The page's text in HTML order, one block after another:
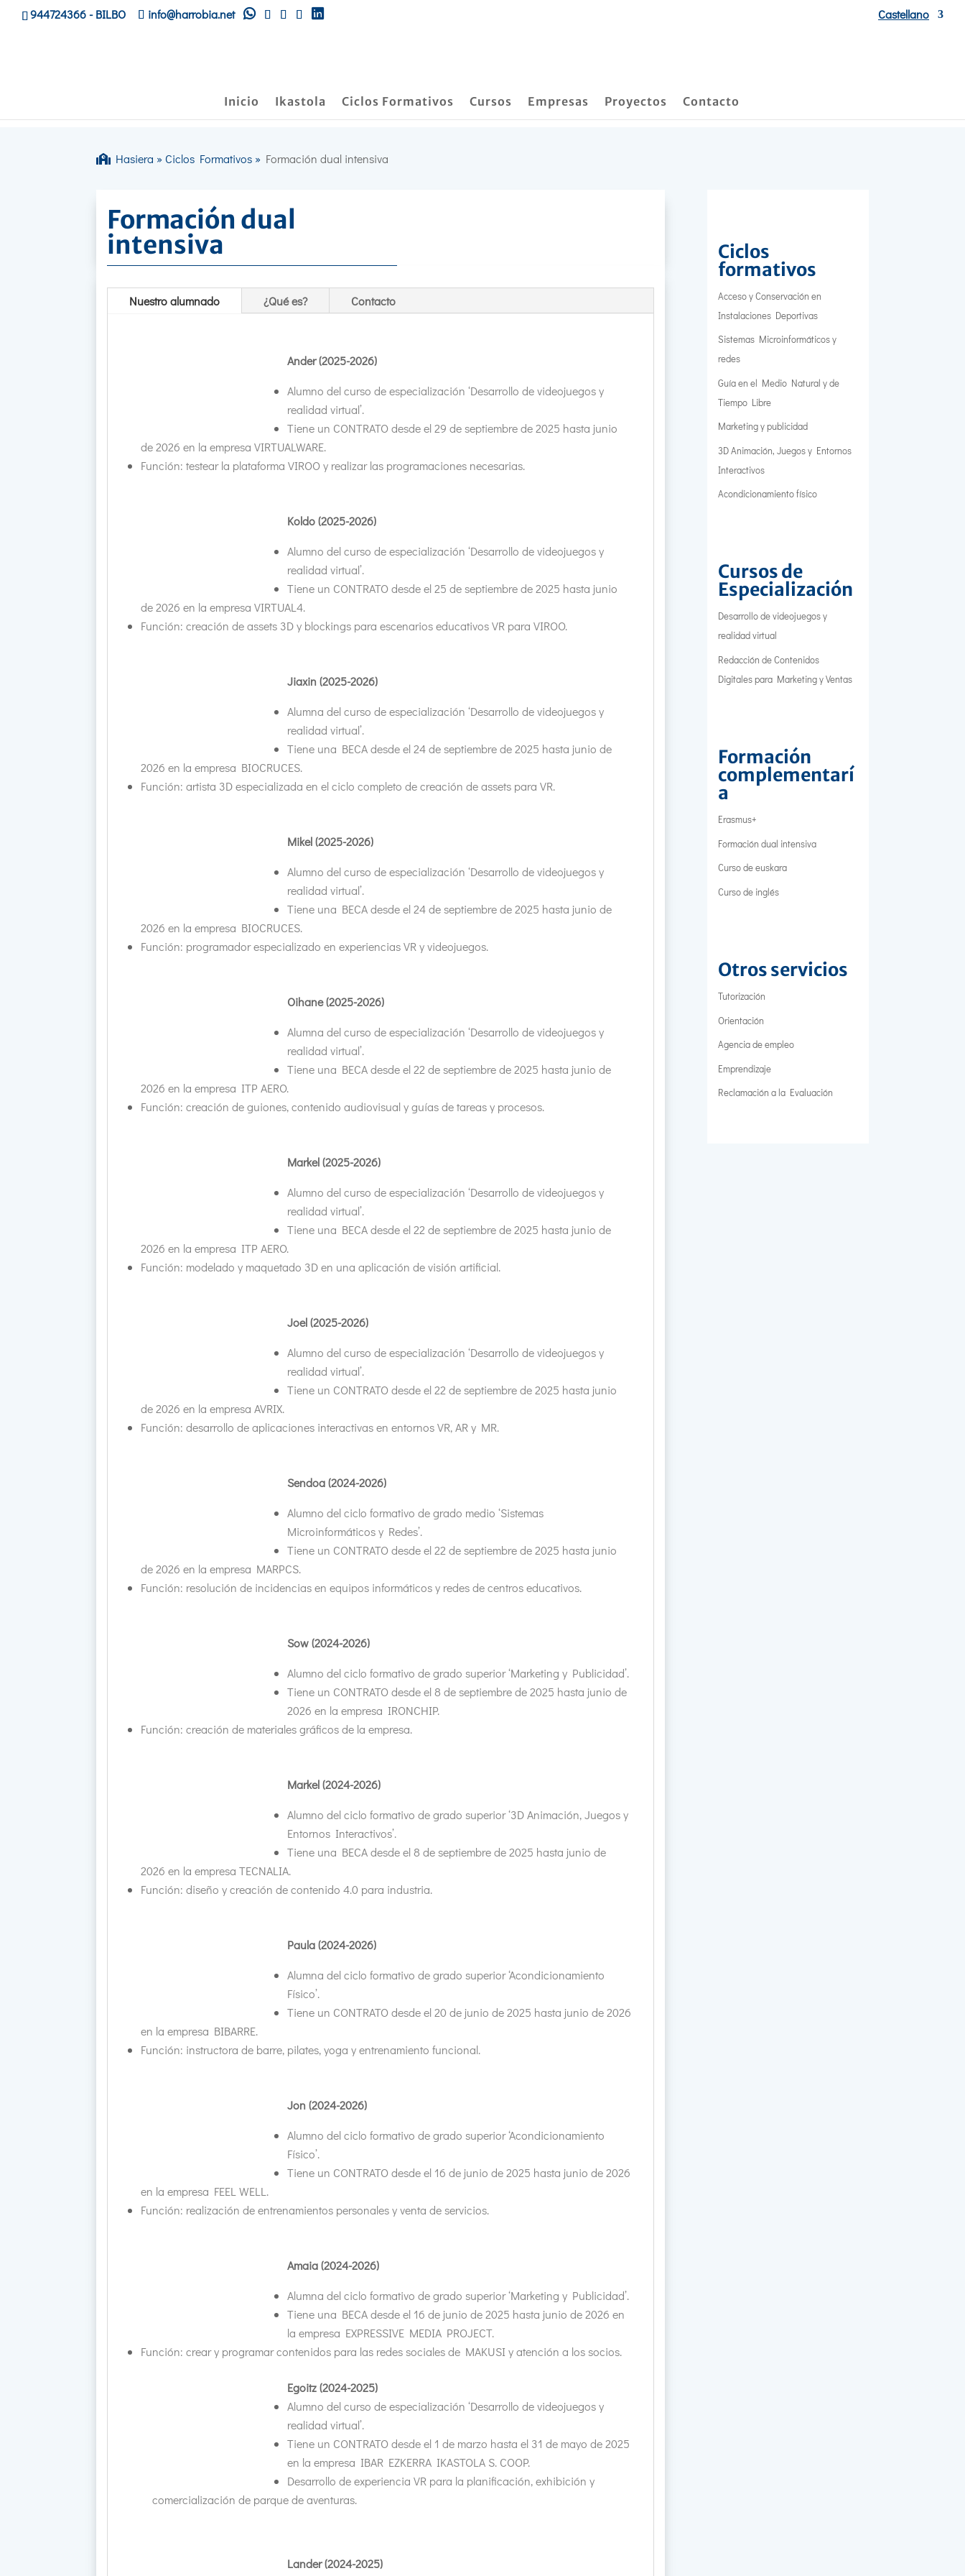
944724366- BILBO info@harrobia.net Castellano
Inicio Ikastola Ciclos Formativos Cursos Empresas Proyectos Contacto
Hasiera »Ciclos Formativos » Formación dual intensiva
Formación dual
intensiva
Nuestro alumnado ¿Qué es? Contacto
Ander (2025-2026)
Alumno del curso de especialización ‘Desarrollo de videojuegos y
realidad virtual’.
Tiene un CONTRATO desde el 29 de septiembre de 2025 hasta junio
de 2026 en la empresa VIRTUALWARE.
Función: testear la plataforma VIROO y realizar las programaciones necesarias.
Koldo (2025-2026)
Alumno del curso de especialización ‘Desarrollo de videojuegos y
realidad virtual’.
Tiene un CONTRATO desde el 25 de septiembre de 2025 hasta junio
de 2026 en la empresa VIRTUAL4.
Función: creación de assets 3D y blockings para escenarios educativos VR para VIROO.
Jiaxin (2025-2026)
Alumna del curso de especialización ‘Desarrollo de videojuegos y
realidad virtual’.
Tiene una BECA desde el 24 de septiembre de 2025 hasta junio de
2026 en la empresa BIOCRUCES.
Función: artista 3D especializada en el ciclo completo de creación de assets para VR.
Mikel (2025-2026)
Alumno del curso de especialización ‘Desarrollo de videojuegos y
realidad virtual’.
Tiene una BECA desde el 24 de septiembre de 2025 hasta junio de
2026 en la empresa BIOCRUCES.
Función: programador especializado en experiencias VR y videojuegos.
Oihane (2025-2026)
Alumna del curso de especialización ‘Desarrollo de videojuegos y
realidad virtual’.
Tiene una BECA desde el 22 de septiembre de 2025 hasta junio de
2026 en la empresa ITP AERO.
Función: creación de guiones, contenido audiovisual y guías de tareas y procesos.
Markel (2025-2026)
Alumno del curso de especialización ‘Desarrollo de videojuegos y
realidad virtual’.
Tiene una BECA desde el 22 de septiembre de 2025 hasta junio de
2026 en la empresa ITP AERO.
Función: modelado y maquetado 3D en una aplicación de visión artificial.
Joel (2025-2026)
Alumno del curso de especialización ‘Desarrollo de videojuegos y
realidad virtual’.
Tiene un CONTRATO desde el 22 de septiembre de 2025 hasta junio
de 2026 en la empresa AVRIX.
Función: desarrollo de aplicaciones interactivas en entornos VR, AR y MR.
Sendoa (2024-2026)
Alumno del ciclo formativo de grado medio ‘Sistemas
Microinformáticos y Redes’.
Tiene un CONTRATO desde el 22 de septiembre de 2025 hasta junio
de 2026 en la empresa MARPCS.
Función: resolución de incidencias en equipos informáticos y redes de centros educativos.
Sow (2024-2026)
Alumno del ciclo formativo de grado superior ‘Marketing y Publicidad’.
Tiene un CONTRATO desde el 8 de septiembre de 2025 hasta junio de
2026 en la empresa IRONCHIP.
Función: creación de materiales gráficos de la empresa.
Markel (2024-2026)
Alumno del ciclo formativo de grado superior ‘3D Animación, Juegos y
Entornos Interactivos’.
Tiene una BECA desde el 8 de septiembre de 2025 hasta junio de
2026 en la empresa TECNALIA.
Función: diseño y creación de contenido 4.0 para industria.
Paula (2024-2026)
Alumna del ciclo formativo de grado superior ‘Acondicionamiento
Físico’.
Tiene un CONTRATO desde el 20 de junio de 2025 hasta junio de 2026
en la empresa BIBARRE.
Función: instructora de barre, pilates, yoga y entrenamiento funcional.
Jon (2024-2026)
Alumno del ciclo formativo de grado superior ‘Acondicionamiento
Físico’.
Tiene un CONTRATO desde el 16 de junio de 2025 hasta junio de 2026
en la empresa FEEL WELL.
Función: realización de entrenamientos personales y venta de servicios.
Amaia (2024-2026)
Alumna del ciclo formativo de grado superior ‘Marketing y Publicidad’.
Tiene una BECA desde el 16 de junio de 2025 hasta junio de 2026 en
la empresa EXPRESSIVE MEDIA PROJECT.
Función: crear y programar contenidos para las redes sociales de MAKUSI y atención a los socios.
Egoitz (2024-2025)
Alumno del curso de especialización ‘Desarrollo de videojuegos y
realidad virtual’.
Tiene un CONTRATO desde el 1 de marzo hasta el 31 de mayo de 2025
en la empresa IBAR EZKERRA IKASTOLA S. COOP.
Desarrollo de experiencia VR para la planificación, exhibición y
comercialización de parque de aventuras.
Lander (2024-2025)
Ciclos
formativos
Acceso y Conservación en
Instalaciones Deportivas
Sistemas Microinformáticos y
redes
Guía en el Medio Natural y de
Tiempo Libre
Marketing y publicidad
3D Animación, Juegos y Entornos
Interactivos
Acondicionamiento físico
Cursos de
Especialización
Desarrollo de videojuegos y
realidad virtual
Redacción de Contenidos
Digitales para Marketing y Ventas
Formación
complementarí
a
Erasmus+
Formación dual intensiva
Curso de euskara
Curso de inglés
Otros servicios
Tutorización
Orientación
Agencia de empleo
Emprendizaje
Reclamación a la Evaluación